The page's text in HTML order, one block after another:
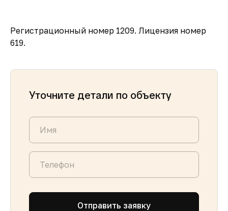
Регистрационный номер 1209. Лицензия номер
619.
Уточните детали по объекту
Отправить заявку